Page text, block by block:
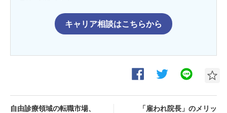
キャリア相談はこちらから
自由診療領域の転職市場、
「雇われ院長」のメリッ